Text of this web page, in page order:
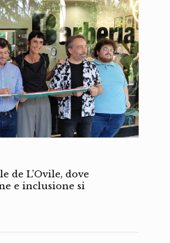
de L’Ovile, dove
e inclusione si